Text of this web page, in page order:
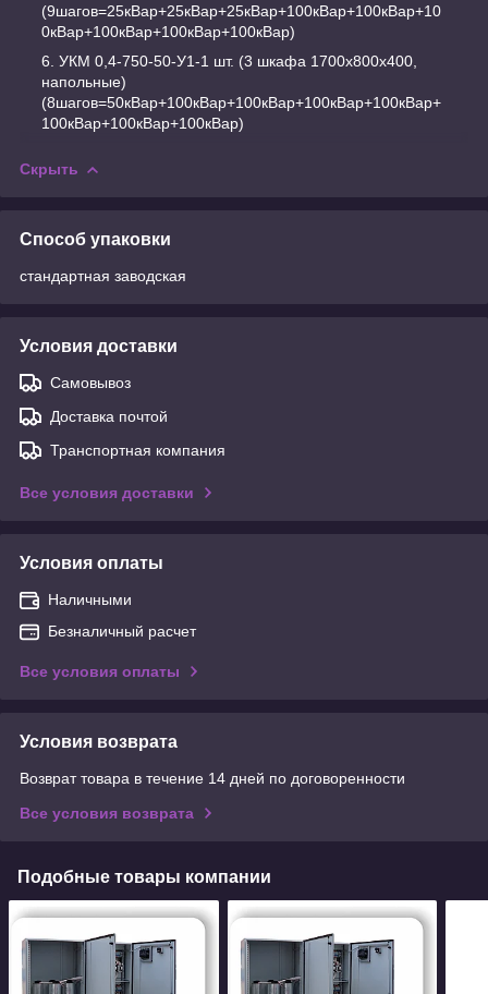
(9шагов=25кВар+25кВар+25кВар+100кВар+100кВар+10
0кВар+100кВар+100кВар+100кВар)
УКМ 0,4-750-50-У1-1 шт. (3 шкафа 1700х800х400,
напольные)
(8шагов=50кВар+100кВар+100кВар+100кВар+100кВар+
100кВар+100кВар+100кВар)
Скрыть
Способ упаковки
стандартная заводская
Условия доставки
Самовывоз
Доставка почтой
Транспортная компания
Все условия доставки
Условия оплаты
Наличными
Безналичный расчет
Все условия оплаты
Условия возврата
Возврат товара в течение 14 дней по договоренности
Все условия возврата
Подобные товары компании